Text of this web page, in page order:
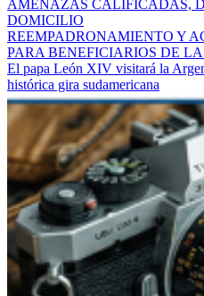
AMENAZAS CALIFICADAS,
DOMICILIO
REEMPADRONAMIENTO Y
PARA BENEFICIARIOS DE
El papa León XIV visitará la
histórica gira sudamericana